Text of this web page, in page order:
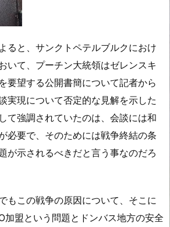
ると、サンクトペテルブルクにおけ
いて、プーチン大統領はゼレンスキ
要望する公開書簡について記者から
実現について否定的な見解を示した
て強調されていたのは、会談には和
必要で、そのためには戦争終結の条
が示されるべきだと言う事なのだろ
もこの戦争の原因について、そこに
加盟という問題とドンバス地方の安全